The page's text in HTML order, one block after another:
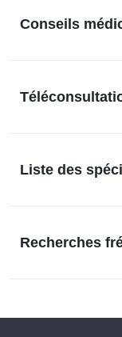
Conseils
Liste des
Recherches